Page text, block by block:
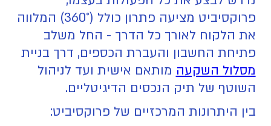
פרוקסיביט מציעה פתרון כולל (360°) המלווה
את הלקוח לאורך כל הדרך - החל משלב
פתיחת החשבון והעברת הכספים, דרך בניית
מסלול השקעה מותאם אישית ועד לניהול
השוטף של תיק הנכסים הדיגיטליים.
בין היתרונות המרכזיים של פרוקסיביט: